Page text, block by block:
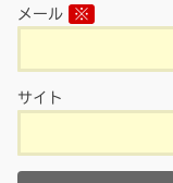
メール ※
サイト